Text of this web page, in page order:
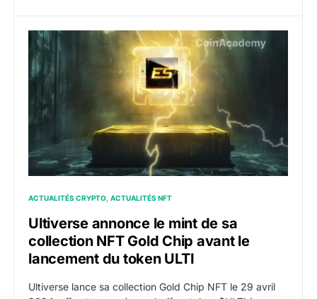
Ultiverse annonce le mint de sa collection NFT Gold
ACTUALITÉS CRYPTO ACTUALITÉS NFT
Ultiverse annonce le mint de sa
collection NFT Gold Chip avant le
lancement du token ULTI
Ultiverse lance sa collection Gold Chip NFT le 29 avril